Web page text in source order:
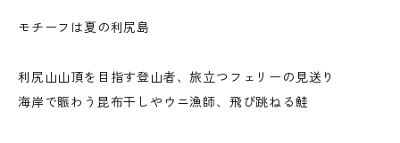
モチーフは夏の利尻島
利尻山山頂を目指す登山者、旅立つフェリーの見送り
海岸で賑わう昆布干しやウニ漁師、飛び跳ねる鮭